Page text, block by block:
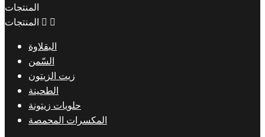
المنتجات
المنتجات  
البقلاوة
السّمن
زيت الزيتون
الطحينة
حلويات زيتونة
المكسرات المحمصة